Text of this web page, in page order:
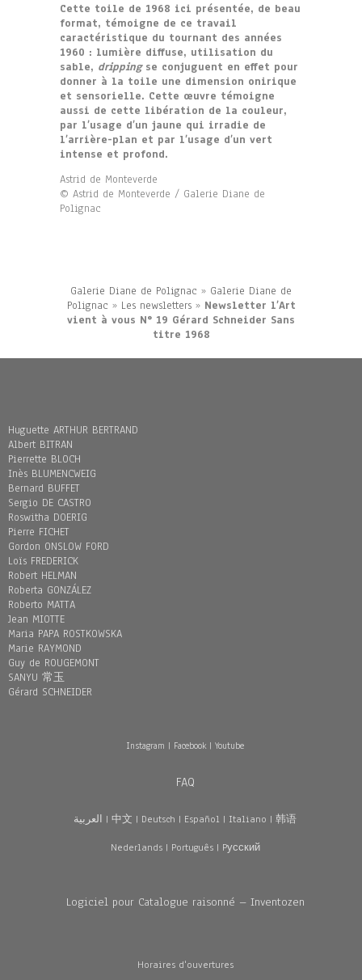
Cette toile de 1968 ici présentée, de beau
format, témoigne de ce travail
caractéristique du tournant des années
1960 : lumière diffuse, utilisation du
sable, drippingse conjuguent en effet pour
donner à la toile une dimension onirique
et sensorielle. Cette œuvre témoigne
aussi de cette libération de la couleur,
par l’usage d’un jaune qui irradie de
l’arrière-plan et par l’usage d’un vert
intense et profond.
Astrid de Monteverde
© Astrid de Monteverde / Galerie Diane de
Polignac
Galerie Diane de Polignac » Galerie Diane de
Polignac » Les newsletters» Newsletter l’Art
vient à vous N° 19 Gérard Schneider Sans
titre 1968
Huguette ARTHUR BERTRAND
Albert BITRAN
Pierrette BLOCH
Inès BLUMENCWEIG
Bernard BUFFET
Sergio DE CASTRO
Roswitha DOERIG
Pierre FICHET
Gordon ONSLOW FORD
Loïs FREDERICK
Robert HELMAN
Roberta GONZÁLEZ
Roberto MATTA
Jean MIOTTE
Maria PAPA ROSTKOWSKA
Marie RAYMOND
Guy de ROUGEMONT
SANYU 常玉
Gérard SCHNEIDER
Instagram | Facebook| Youtube
FAQ
العربية | 中文 | Deutsch | Español | Italiano | 韩语
Nederlands| Português| Pусский
Logiciel pour Catalogue raisonné – Inventozen
Horaires d'ouvertures